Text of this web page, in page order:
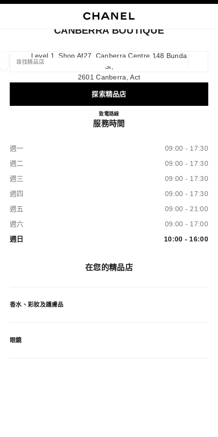
相關建議會顯示在此搜尋列下方
關閉精品店卡片 CANBERRA BOUTIQUE
CANBERRA BOUTIQUE
Level 1, Shop Af27, Canberra Centre 148 Bunda
St,
2601 Canberra, Act
探索精品店
致電1300 242 635
路線CANBERRA BOUTIQUE
服務時間
週一
09:00 - 17:30
週二
09:00 - 17:30
週三
09:00 - 17:30
週四
09:00 - 17:30
週五
09:00 - 21:00
週六
09:00 - 17:00
週日
10:00 - 16:00
在您的精品店
香水、彩妝及護膚品
眼鏡
篩選條件
篩選結果依據：